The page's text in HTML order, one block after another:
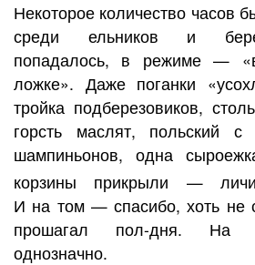
Некоторое количество часов
среди ельников и
попадалось, в режиме —
ложке». Даже поганки
тройка подберезовиков,
горсть маслят, польский с
шампиньонов, одна
корзины прикрыли —
И на том — спасибо, хоть не
прошагал пол-дня. На
однозначно.